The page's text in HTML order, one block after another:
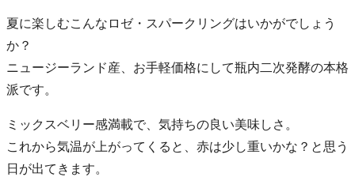
夏に楽しむこんなロゼ・スパークリングはいかがでしょう
か？
ニュージーランド産、お手軽価格にして瓶内二次発酵の本格
派です。
ミックスベリー感満載で、気持ちの良い美味しさ。
これから気温が上がってくると、赤は少し重いかな？と思う
日が出てきます。